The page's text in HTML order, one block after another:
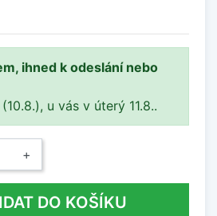
ihned k odeslání nebo
u vás v úterý 11.8..
+
DO KOŠÍKU